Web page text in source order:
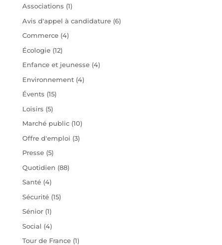
Associations (1)
Avis d'appel à candidature(6)
Commerce(4)
Écologie(12)
Enfance et jeunesse(4)
Environnement(4)
Évents (15)
Loisirs (5)
Marché public(10)
Offre d'emploi (3)
Presse(5)
Quotidien (88)
Santé(4)
Sécurité(15)
Sénior(1)
Social (4)
Tour de France(1)